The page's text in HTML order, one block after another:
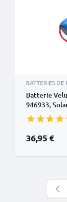
BATTERIES DE
Batterie
946933,
de CELLONIC
36,95 €